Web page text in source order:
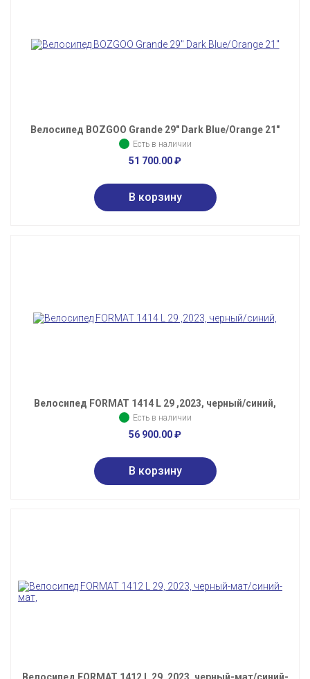
Велосипед BOZGOO Grande 29" Dark Blue/Orange 21"
Есть в наличии
51 700.00₽
Велосипед FORMAT 1414 L 29 ,2023, черный/синий,
Есть в наличии
56 900.00₽